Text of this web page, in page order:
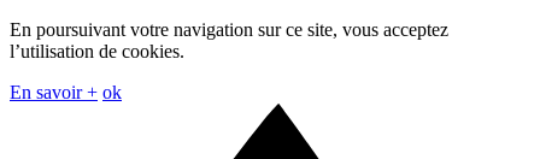
En poursuivant votre navigation sur ce site, vous acceptez
l’utilisation de cookies.
En savoir + ok